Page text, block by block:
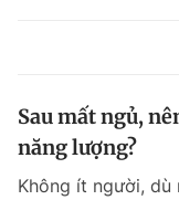
Sau mất ngủ,
năng lượng?
Không ít người,